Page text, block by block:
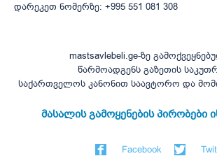
დარეკეთ ნომერზე: +995 551 081 308
mastsavlebeli.ge-ზე
წარმოადგენს გაზეთის
საქართველოს კანონით საავტორო და
მასალის გამოყენების
Facebook